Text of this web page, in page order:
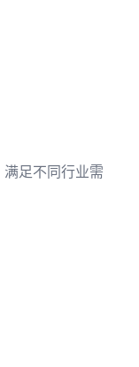
足不同行业需